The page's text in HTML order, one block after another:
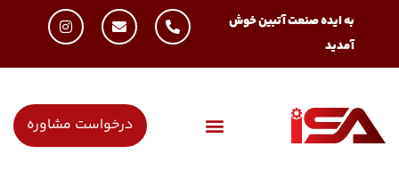
به ایده صنعت آتبین خوش
آمدید
درخواست مشاوره